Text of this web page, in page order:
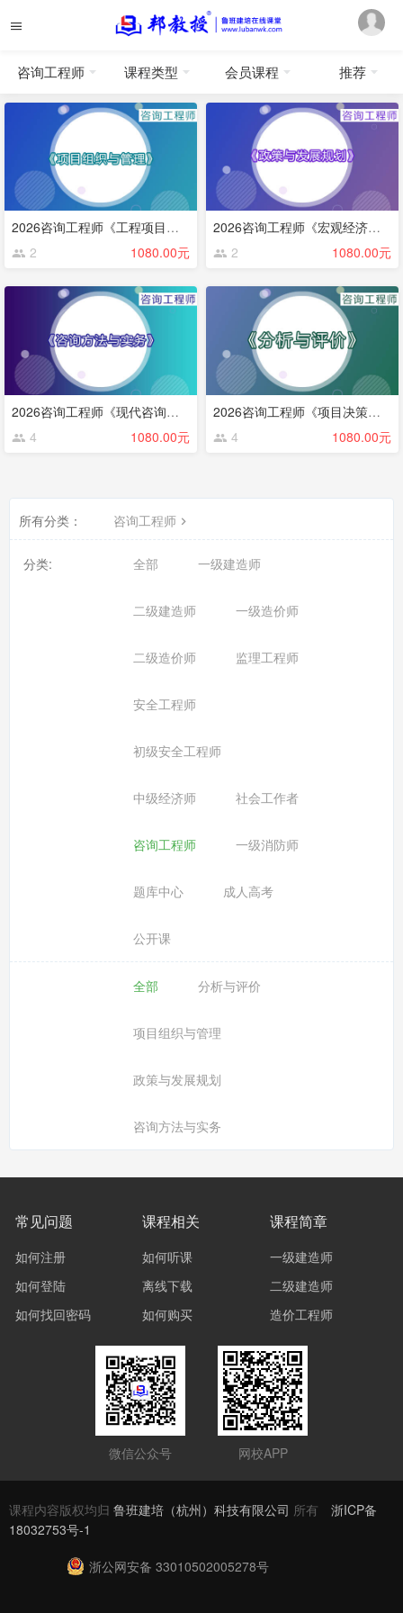
咨询工程师 课程类型 会员课程 推荐
2026咨询工程师《工程项目组织与管理》
2
1080.00元
2026咨询工程师《宏观经济政策与发展规划》
2
1080.00元
2026咨询工程师《现代咨询方法与实务》
4
1080.00元
2026咨询工程师《项目决策分析与评价》
4
1080.00元
所有分类： 咨询工程师
分类: 全部 一级建造师
二级建造师 一级造价师
二级造价师 监理工程师
安全工程师
初级安全工程师
中级经济师 社会工作者
咨询工程师 一级消防师
题库中心 成人高考
公开课
全部 分析与评价
项目组织与管理
政策与发展规划
咨询方法与实务
常见问题
如何注册
如何登陆
如何找回密码
课程相关
如何听课
离线下载
如何购买
课程简章
一级建造师
二级建造师
造价工程师
微信公众号 网校APP
课程内容版权均归 鲁班建培（杭州）科技有限公司 所有
浙ICP备
18032753号-1
浙公网安备 33010502005278号